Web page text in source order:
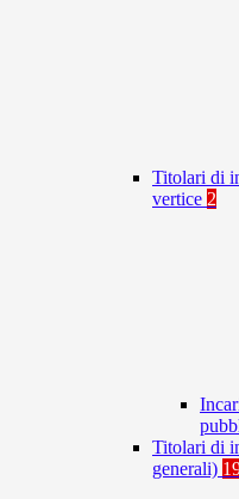
Titolari di
vertice 2
Titolari di
generali)